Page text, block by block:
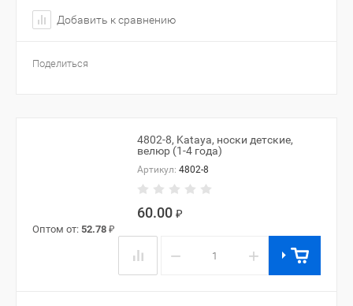
Добавить к сравнению
Поделиться
4802-8, Kataya, носки детские,
велюр (1-4 года)
Артикул: 4802-8
60.00 ₽
Оптом от: 52.78 ₽
− +